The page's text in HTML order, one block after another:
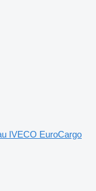
IVECO EuroCargo